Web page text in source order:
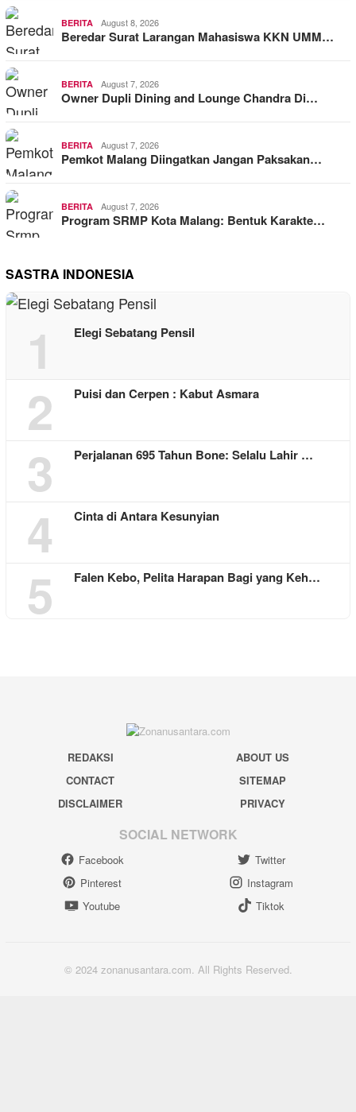
BERITA August 8, 2026
Beredar Surat Larangan Mahasiswa KKN UMM…
BERITA August 7, 2026
Owner Dupli Dining and Lounge Chandra Di…
BERITA August 7, 2026
Pemkot Malang Diingatkan Jangan Paksakan…
BERITA August 7, 2026
Program SRMP Kota Malang: Bentuk Karakte…
SASTRA INDONESIA
1 Elegi Sebatang Pensil
2 Puisi dan Cerpen : Kabut Asmara
3 Perjalanan 695 Tahun Bone: Selalu Lahir …
4 Cinta di Antara Kesunyian
5 Falen Kebo, Pelita Harapan Bagi yang Keh…
REDAKSI
ABOUT US
CONTACT
SITEMAP
DISCLAIMER
PRIVACY
SOCIAL NETWORK
Facebook
Twitter
Pinterest
Instagram
Youtube
Tiktok
© 2024 zonanusantara.com. All Rights Reserved.